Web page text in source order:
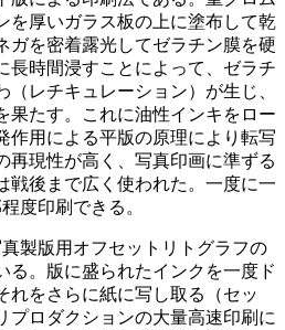
を厚いガラス板の上に塗布して乾
ガを密着露光してゼラチン膜を硬
長時間浸すことによって、ゼラチ
（レチキュレーション）が生じ、
果たす。これに油性インキをロー
作用による平版の原理により転写
再現性が高く、写真印画に準ずる
戦後まで広く使われた。一度に一
度印刷できる。
製版用オフセットリトグラフの
る。版に盛られたインクを一度ド
れをさらに紙に写し取る（セッ
プロダクションの大量高速印刷に